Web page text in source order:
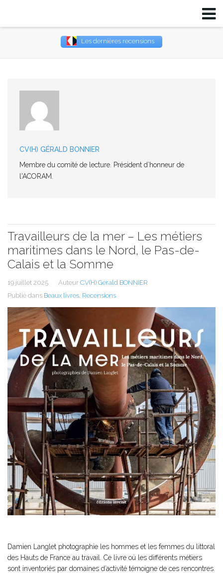
Les dernières recensions
CV(H) GÉRALD BONNIER
Membre du comité de lecture. Président d’honneur de
l'ACORAM.
Travailleurs de la mer – Les métiers
maritimes dans le Nord, le Pas-de-
Calais et la Somme
19 juillet 2025 Auteur CV(H) Gérald BONNIER
Publié dans Beaux livres Recensions
Damien Langlet photographie les hommes et les femmes du littoral
des Hauts de France au travail. Ce livre où les différents métiers
sont inventoriés par domaines d’activité témoigne de ces rencontres.
Remember Me